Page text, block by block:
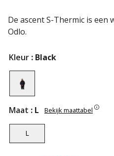
De ascent S-Thermic is een
Odlo.
Kleur : Black
Maat : L Bekijk maattabel
L